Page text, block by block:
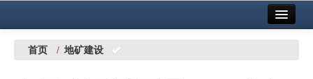
中国有色金属报社主办 广告服务
首页 / 地矿建设